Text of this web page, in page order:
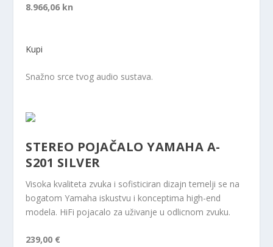
8.966,06 kn
Kupi
Snažno srce tvog audio sustava.
STEREO POJAČALO YAMAHA A-
S201 SILVER
Visoka kvaliteta zvuka i sofisticiran dizajn temelji se na
bogatom Yamaha iskustvu i konceptima high-end
modela. HiFi pojacalo za uživanje u odlicnom zvuku.
239,00 €